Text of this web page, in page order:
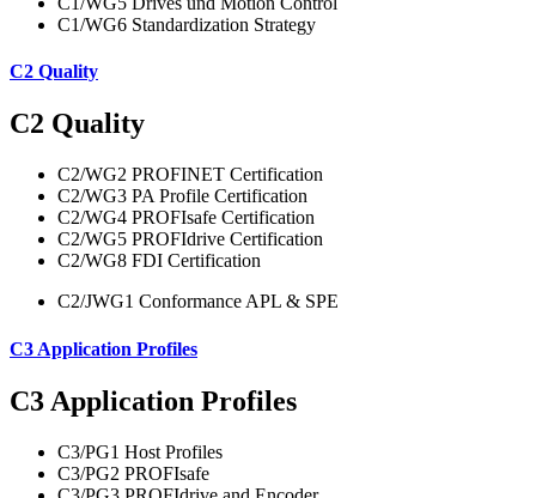
C1/WG6 Standardization Strategy
C2 Quality
C2 Quality
C2/WG2 PROFINET Certification
C2/WG3 PA Profile Certification
C2/WG4 PROFIsafe Certification
C2/WG5 PROFIdrive Certification
C2/WG8 FDI Certification
C2/JWG1 Conformance APL & SPE
C3 Application Profiles
C3 Application Profiles
C3/PG1 Host Profiles
C3/PG2 PROFIsafe